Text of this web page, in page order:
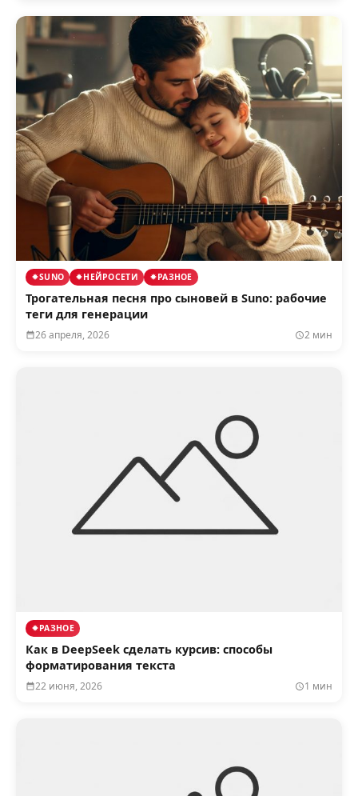
SUNO НЕЙРОСЕТИ РАЗНОЕ
Трогательная песня про сыновей в Suno: рабочие
теги для генерации
26 апреля, 2026 2 мин
РАЗНОЕ
Как в DeepSeek сделать курсив: способы
форматирования текста
22 июня, 2026 1 мин